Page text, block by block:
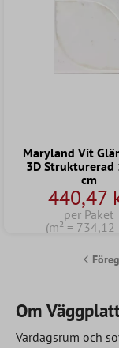
Maryland Vit
3D Strukturerad
cm
440,47
per Paket
(m² = 734,12
Om
Vardagsrum och